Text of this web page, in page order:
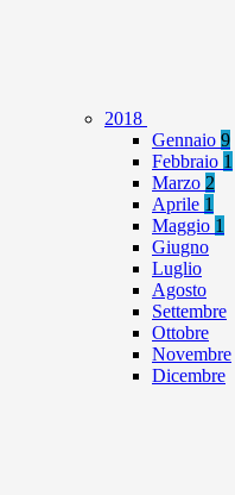
2018
Gennaio 9
Febbraio 1
Marzo 2
Aprile 1
Maggio 1
Giugno
Luglio
Agosto
Settembre
Ottobre
Novembre
Dicembre